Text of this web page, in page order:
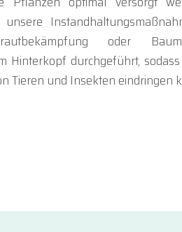
oder
Hinterkopf durchgeführt,
Tieren und Insekten eindringen